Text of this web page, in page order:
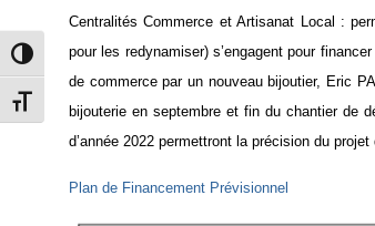
Passer en contraste élevé
Changer la taille de la police
Centralités Commerce et Artisanat Local :
pour les redynamiser) s’engagent pour
de commerce par un nouveau bijoutier, Eric
bijouterie en septembre et fin du chantier de
d’année 2022 permettront la précision du
Plan de Financement Prévisionnel